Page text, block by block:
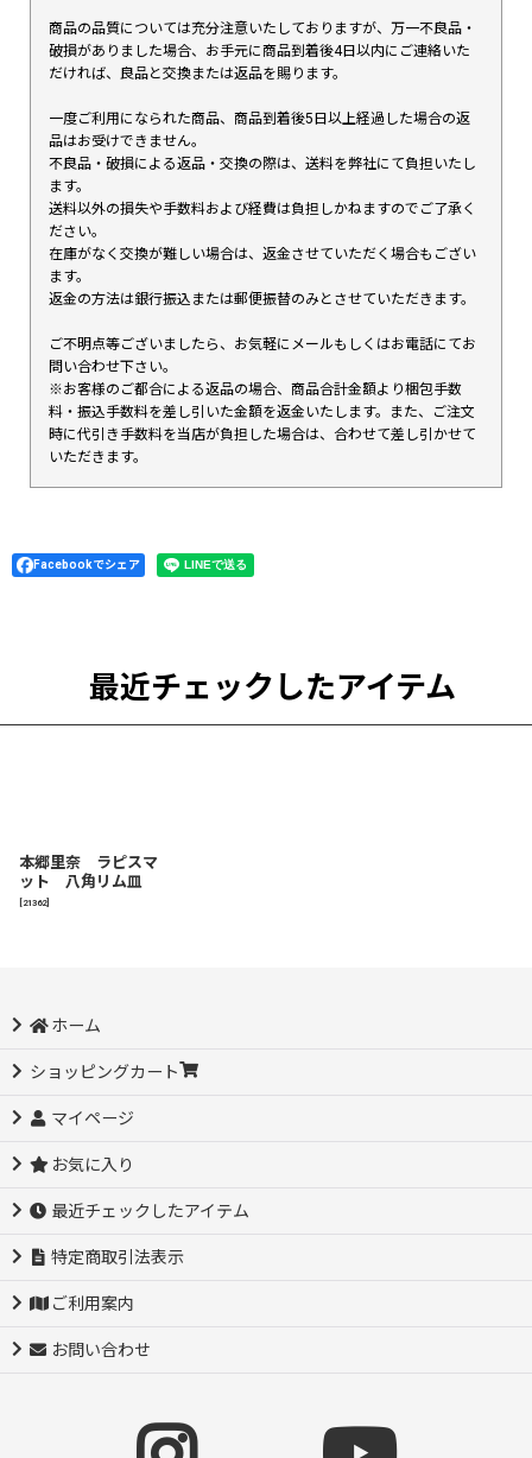
商品の品質については充分注意いたしておりますが、万一不良品・
破損がありました場合、お手元に商品到着後4日以内にご連絡いた
だければ、良品と交換または返品を賜ります。
一度ご利用になられた商品、商品到着後5日以上経過した場合の返
品はお受けできません。
不良品・破損による返品・交換の際は、送料を弊社にて負担いたし
ます。
送料以外の損失や手数料および経費は負担しかねますのでご了承く
ださい。
在庫がなく交換が難しい場合は、返金させていただく場合もござい
ます。
返金の方法は銀行振込または郵便振替のみとさせていただきます。
ご不明点等ございましたら、お気軽にメールもしくはお電話にてお
問い合わせ下さい。
※お客様のご都合による返品の場合、商品合計金額より梱包手数
料・振込手数料を差し引いた金額を返金いたします。また、ご注文
時に代引き手数料を当店が負担した場合は、合わせて差し引かせて
いただきます。
Facebookでシェア
最近チェックしたアイテム
本郷里奈 ラピスマ
ット 八角リム皿
21362]
ホーム
ショッピングカート
マイページ
お気に入り
最近チェックしたアイテム
特定商取引法表示
ご利用案内
お問い合わせ